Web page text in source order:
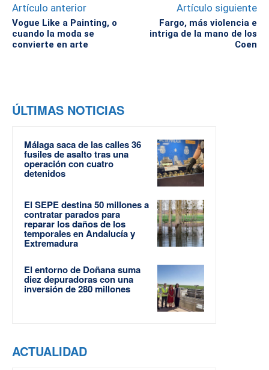
Artículo anterior
Vogue Like a Painting, o
cuando la moda se
convierte en arte
Artículo siguiente
Fargo, más violencia e
intriga de la mano de los
Coen
ÚLTIMAS NOTICIAS
Málaga saca de las calles 36
fusiles de asalto tras una
operación con cuatro
detenidos
El SEPE destina 50 millones a
contratar parados para
reparar los daños de los
temporales en Andalucía y
Extremadura
El entorno de Doñana suma
diez depuradoras con una
inversión de 280 millones
ACTUALIDAD